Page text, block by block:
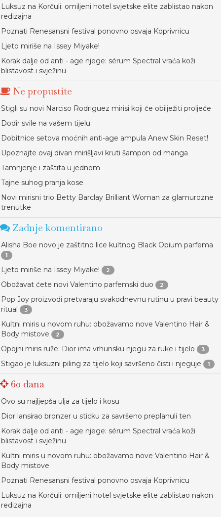
Luksuz na Korčuli: omiljeni hotel svjetske elite zablistao nakon
redizajna
Poznati Renesansni festival ponovno osvaja Koprivnicu
Ljeto miriše na Issey Miyake!
Korak dalje od anti - age njege: sérum Spectral vraća koži
blistavost i svježinu
Ne propustite
Stigli su novi Narciso Rodriguez mirisi koji će obilježiti proljeće
Dodir svile na vašem tijelu
Dobitnice setova moćnih anti-age ampula Anew Skin Reset!
Upoznajte ovaj divan mirišljavi kruti šampon od manga
Tamnjenje i zaštita u jednom
Tajne suhog pranja kose
Novi mirisni trio Betty Barclay Brilliant Woman za glamurozne
trenutke
Zadnje komentirano
Alisha Boe novo je zaštitno lice kultnog Black Opium parfema
1
Ljeto miriše na Issey Miyake! 2
Obožavat ćete novi Valentino parfemski duo 2
Pop Joy proizvodi pretvaraju svakodnevnu rutinu u pravi beauty
ritual
3
Kultni miris u novom ruhu: obožavamo nove Valentino Hair &
Body mistove
2
Opojni miris ruže: Dior ima vrhunsku njegu za ruke i tijelo 3
Stigao je luksuzni piling za tijelo koji savršeno čisti i njeguje 1
60 dana
Ovo su najljepša ulja za tijelo i kosu
Dior lansirao bronzer u sticku za savršeno preplanuli ten
Korak dalje od anti - age njege: sérum Spectral vraća koži
blistavost i svježinu
Kultni miris u novom ruhu: obožavamo nove Valentino Hair &
Body mistove
Poznati Renesansni festival ponovno osvaja Koprivnicu
Luksuz na Korčuli: omiljeni hotel svjetske elite zablistao nakon
redizajna